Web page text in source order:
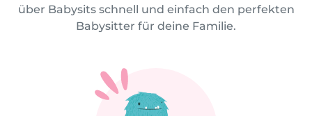
über Babysits schnell und einfach den perfekten
Babysitter für deine Familie.